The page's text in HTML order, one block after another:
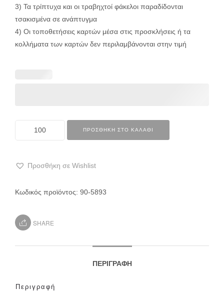
3) Τα τρίπτυχα και οι τραβηχτοί φάκελοι παραδίδονται
τσακισμένα σε ανάπτυγμα
4) Οι τοποθετήσεις καρτών μέσα στις προσκλήσεις ή τα
κολλήματα των καρτών δεν περιλαμβάνονται στην τιμή
ΠΡΟΣΘΉΚΗ ΣΤΟ ΚΑΛΆΘΙ
Προσθήκη σε Wishlist
Κωδικός προϊόντος: 90-5893
SHARE
ΠΕΡΙΓΡΑΦΉ
Περιγραφή